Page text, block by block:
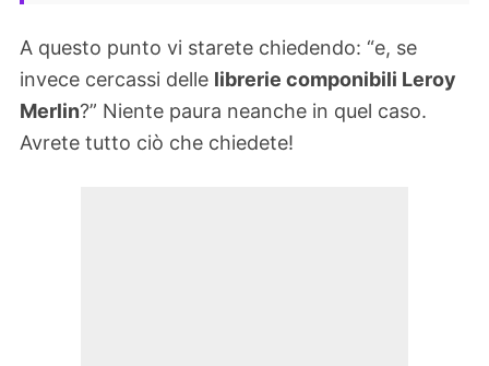
A questo punto vi starete chiedendo: “e, se
invece cercassi delle librerie componibili Leroy
Merlin?” Niente paura neanche in quel caso.
Avrete tutto ciò che chiedete!